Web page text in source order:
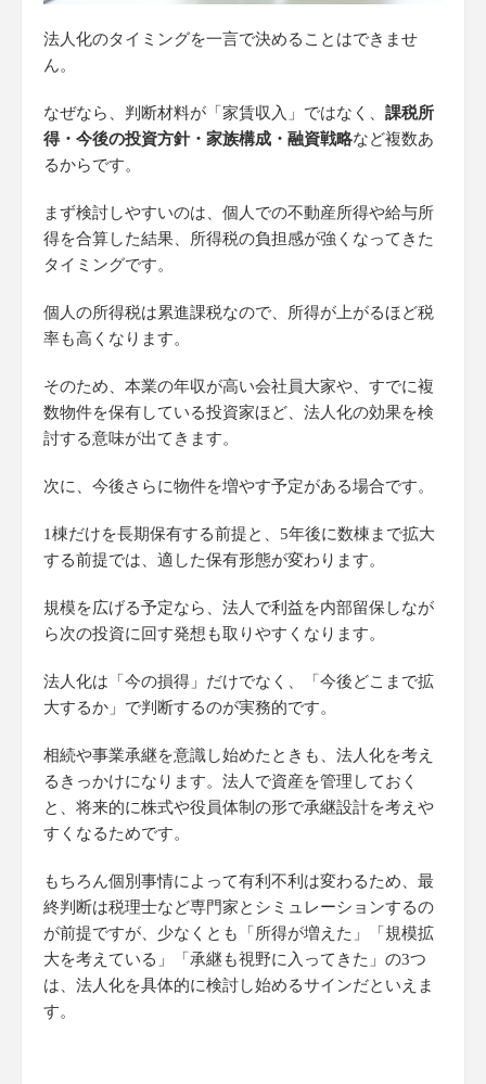
法人化のタイミングを一言で決めることはできませ
ん。
なぜなら、判断材料が「家賃収入」ではなく、 課税所
得・今後の投資方針・家族構成・融資戦略など複数あ
るからです。
まず検討しやすいのは、個人での不動産所得や給与所
得を合算した結果、所得税の負担感が強くなってきた
タイミングです。
個人の所得税は累進課税なので、所得が上がるほど税
率も高くなります。
そのため、本業の年収が高い会社員大家や、すでに複
数物件を保有している投資家ほど、法人化の効果を検
討する意味が出てきます。
次に、今後さらに物件を増やす予定がある場合です。
1棟だけを長期保有する前提と、5年後に数棟まで拡大
する前提では、適した保有形態が変わります。
規模を広げる予定なら、法人で利益を内部留保しなが
ら次の投資に回す発想も取りやすくなります。
法人化は「今の損得」だけでなく、「今後どこまで拡
大するか」で判断するのが実務的です。
相続や事業承継を意識し始めたときも、法人化を考え
るきっかけになります。法人で資産を管理しておく
と、将来的に株式や役員体制の形で承継設計を考えや
すくなるためです。
もちろん個別事情によって有利不利は変わるため、最
終判断は税理士など専門家とシミュレーションするの
が前提ですが、少なくとも「所得が増えた」「規模拡
大を考えている」「承継も視野に入ってきた」の3つ
は、法人化を具体的に検討し始めるサインだといえま
す。